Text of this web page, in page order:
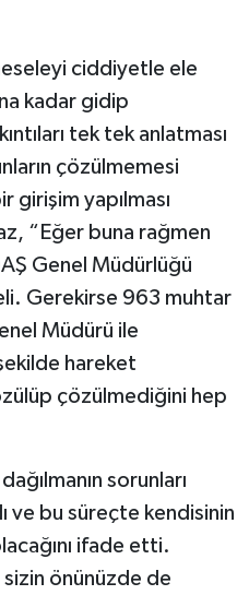
ciddiyetle ele
kadar gidip
tek tek anlatması
çözülmemesi
girişim yapılması
“Eğer buna rağmen
Genel Müdürlüğü
Gerekirse 963 muhtar
Müdürü ile
hareket
çözülmediğini hep
sorunları
ve bu süreçte kendisinin
ifade etti.
önünüzde de